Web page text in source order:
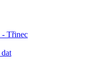
- Třinec